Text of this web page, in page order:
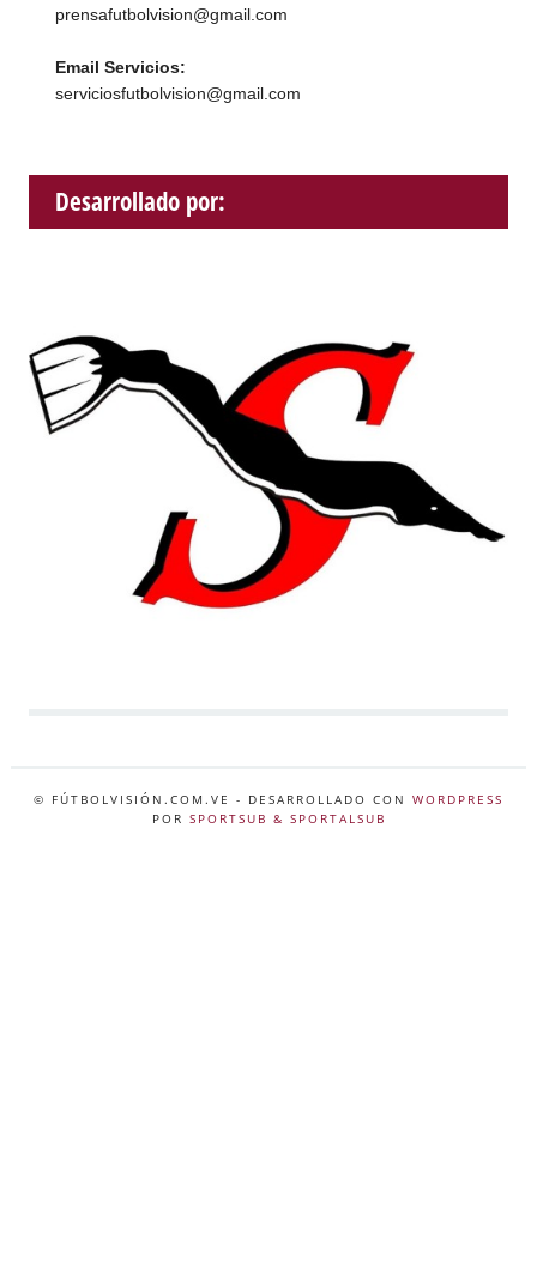
prensafutbolvision@gmail.com
Email Servicios:
serviciosfutbolvision@gmail.com
Desarrollado por:
© FÚTBOLVISIÓN.COM.VE - DESARROLLADO CON WORDPRESS
POR SPORTSUB & SPORTALSUB